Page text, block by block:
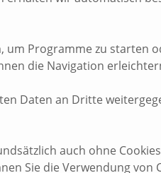
um Programme zu starten
die Navigation
Daten an Dritte
auch ohne
Sie die Verwendung